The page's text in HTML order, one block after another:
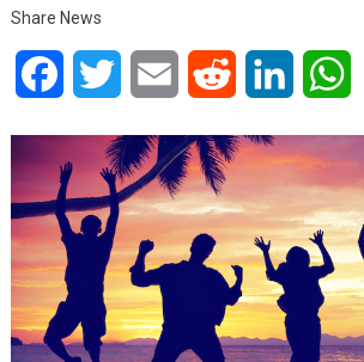
Share News
FacebookTwitter Email Reddit LinkedIn